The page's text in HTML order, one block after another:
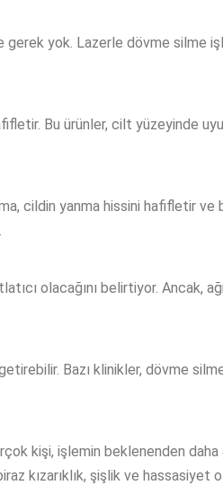
yok. Lazerle dövme silme
Bu ürünler, cilt yüzeyinde
cildin yanma hissini hafifletir
olacağını belirtiyor. Ancak,
Bazı klinikler, dövme
kişi, işlemin beklenenden daha
kızarıklık, şişlik ve hassasiyet